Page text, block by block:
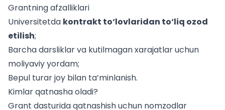
Grantning afzalliklari
Universitetda kontrakt to‘lovlaridan to‘liq ozod
etilish;
Barcha darsliklar va kutilmagan xarajatlar uchun
moliyaviy yordam;
Bepul turar joy bilan ta’minlanish.
Kimlar qatnasha oladi?
Grant dasturida qatnashish uchun nomzodlar